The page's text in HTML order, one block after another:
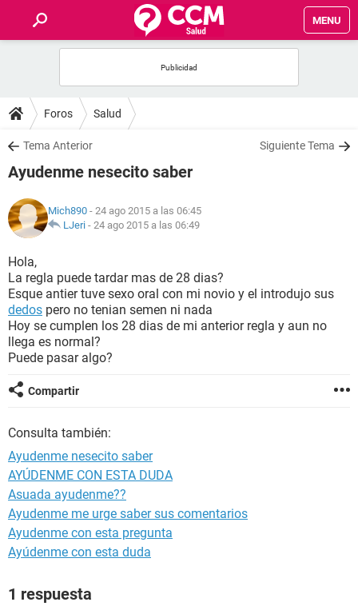
MENU
FOROS
SALUD
FAMILIA
NUTRICIÓN
BIENESTAR
SEXUALIDAD
GLOSARIO
Foros Salud
Tema Anterior Siguiente Tema
Ayudenme nesecito saber
Mich890 - 24 ago 2015 a las 06:45
LJeri - 24 ago 2015 a las 06:49
Hola,
La regla puede tardar mas de 28 dias?
Esque antier tuve sexo oral con mi novio y el introdujo sus
dedos pero no tenian semen ni nada
Hoy se cumplen los 28 dias de mi anterior regla y aun no
llega es normal?
Puede pasar algo?
Compartir
Consulta también:
Ayudenme nesecito saber
AYÚDENME CON ESTA DUDA
Asuada ayudenme??
Ayudenme me urge saber sus comentarios
Ayudenme con esta pregunta
Ayúdenme con esta duda
1 respuesta